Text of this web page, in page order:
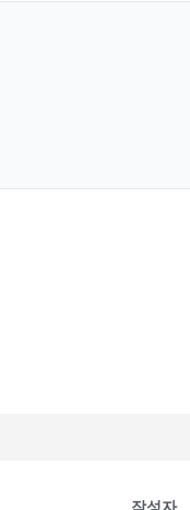
작성자